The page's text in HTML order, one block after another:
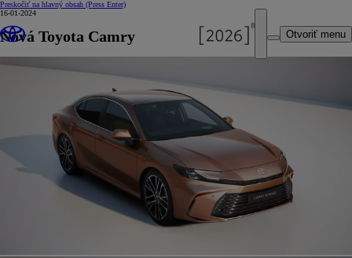
Preskočiť na hlavný obsah (Press Enter)
Otvoriť menu
16-01-2024
Nová Toyota Camry